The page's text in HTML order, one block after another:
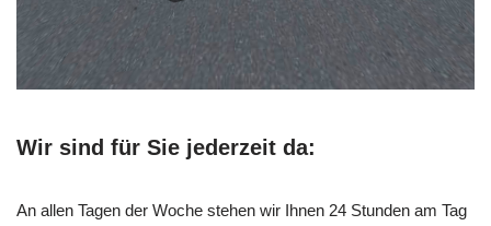
Wir sind für Sie jederzeit da:
An allen Tagen der Woche stehen wir Ihnen 24 Stunden am Tag